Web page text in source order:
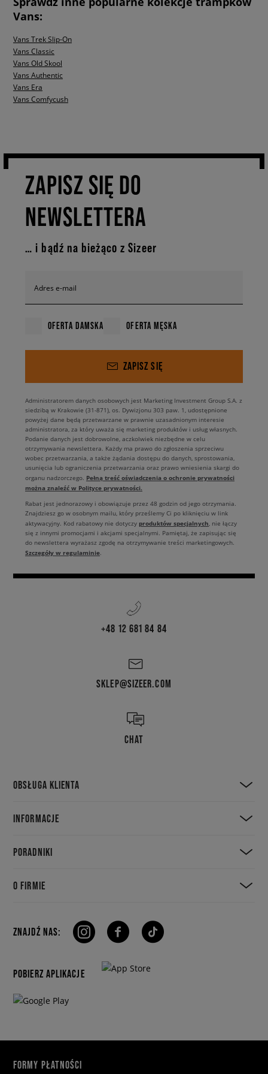
Vans:
Vans Trek Slip-On
Vans Classic
Vans Old Skool
Vans Authentic
Vans Era
Vans Comfycush
ZAPISZ SIĘ DO
NEWSLETTERA
… i bądź na bieżąco z Sizeer
Adres e-mail
OFERTA DAMSKA OFERTA MĘSKA
ZAPISZ SIĘ
Administratorem danych osobowych jest Marketing Investment Group S.A. z
siedzibą w Krakowie (31-871), os. Dywizjonu 303 paw. 1, udostępnione
powyżej dane będą przetwarzane w prawnie uzasadnionym interesie
administratora, za który uważa się marketing produktów i usług własnych.
Podanie danych jest dobrowolne, aczkolwiek niezbędne w celu
otrzymywania newslettera. Każdy ma prawo do zgłoszenia sprzeciwu
wobec przetwarzania, a także żądania dostępu do danych, sprostowania,
usunięcia lub ograniczenia przetwarzania oraz prawo wniesienia skargi do
organu nadzorczego. Pełną treść oświadczenia o ochronie prywatności
można znaleźć w Polityce prywatności.
Rabat jest jednorazowy i obowiązuje przez 48 godzin od jego otrzymania.
Znajdziesz go w osobnym mailu, który prześlemy Ci po kliknięciu w link
aktywacyjny. Kod rabatowy nie dotyczy produktów specjalnych , nie łączy
się z innymi promocjami i akcjami specjalnymi. Pamiętaj, że zapisując się
do newslettera wyrażasz zgodę na otrzymywanie treści marketingowych.
Szczegóły w regulaminie
+48 12 681 84 84
SKLEP@SIZEER.COM
CHAT
OBSŁUGA KLIENTA
INFORMACJE
PORADNIKI
O FIRMIE
ZNAJDŹ NAS:
POBIERZ APLIKACJE
FORMY PŁATNOŚCI